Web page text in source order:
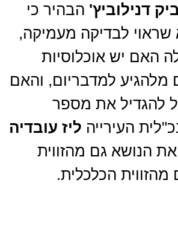
דנילוביץ' הבהיר כי
שראוי לבדיקה מעמיקה,
האם יש אוכלוסיות
מלהגיע למדבריום, והאם
להגדיל את מספר
העירייה ליז עובדיה
הנושא גם מהזווית
מהזווית הכלכלית.